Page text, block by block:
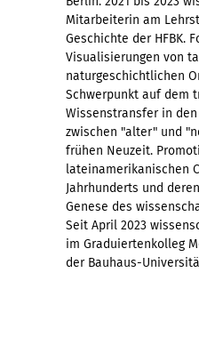
Mitarbeiterin am
Geschichte der HFBK.
Visualisierungen von
naturgeschichtlichen
Schwerpunkt auf dem
Wissenstransfer in
zwischen "alter" und
frühen Neuzeit.
lateinamerikanischen
Jahrhunderts und
Genese des
Seit April 2023
im Graduiertenkolleg
der Bauhaus-